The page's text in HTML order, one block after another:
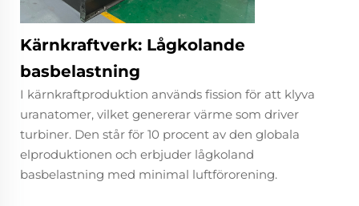
Kärnkraftverk: Lågkolande
basbelastning
I kärnkraftproduktion används fission för att klyva
uranatomer, vilket genererar värme som driver
turbiner. Den står för 10 procent av den globala
elproduktionen och erbjuder lågkoland
basbelastning med minimal luftförorening.